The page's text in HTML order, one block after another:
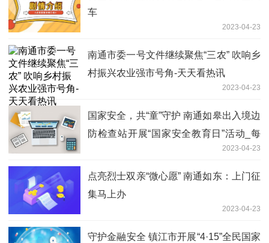
车
2023-04-23
南通市委一号文件继续聚焦“三农” 吹响乡
村振兴农业强市号角-天天看热讯
2023-04-23
国家安全，共“童”守护 南通如皋出入境边
防检查站开展“国家安全教育日”活动_每
2023-04-23
点亮烈士双亲“微心愿” 南通如东：上门征
集马上办
2023-04-23
守护金融安全 镇江市开展“4·15”全民国家